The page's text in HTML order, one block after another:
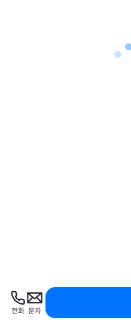
전화 문자